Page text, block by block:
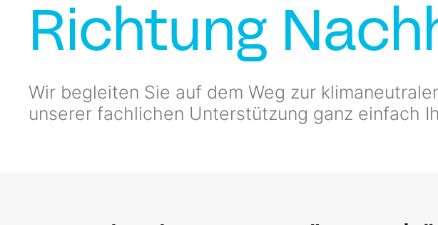
Richtung
Wir begleiten Sie auf dem Weg zur
unserer fachlichen Unterstützung ganz einfach